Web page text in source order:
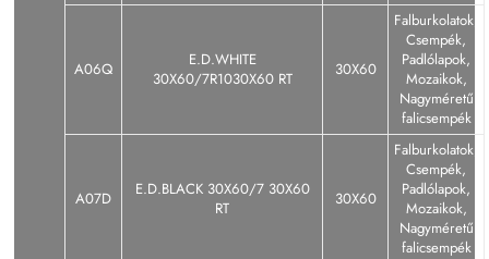
A06Q
E.D.WHITE
30X60/7R1030X60 RT
30X60
Falburkolatok,
Csempék,
Padlólapok,
Mozaikok,
Nagyméretű
falicsempék
A07D
E.D.BLACK 30X60/7 30X60
RT
30X60
Falburkolatok,
Csempék,
Padlólapok,
Mozaikok,
Nagyméretű
falicsempék